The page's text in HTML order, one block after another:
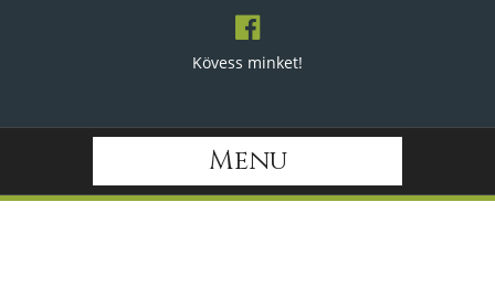
Kövess minket!
Menu